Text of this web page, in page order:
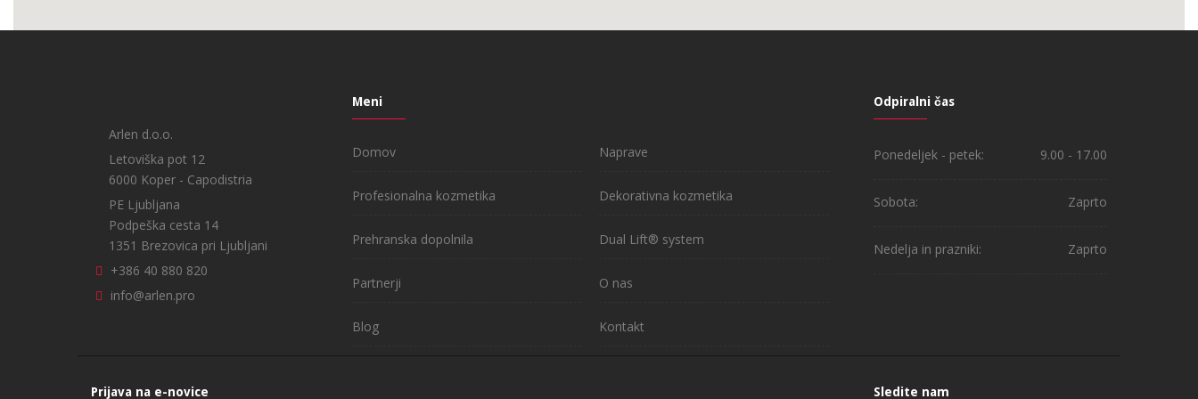
Arlen d.o.o.
Letoviška pot 12
6000 Koper - Capodistria
PE Ljubljana
Podpeška cesta 14
1351 Brezovica pri Ljubljani
+386 40 880 820
info@arlen.pro
Meni
Domov Naprave
Profesionalna kozmetika Dekorativna kozmetika
Prehranska dopolnila Dual Lift® system
Partnerji O nas
Blog Kontakt
Odpiralni čas
Ponedeljek - petek: 9.00 - 17.00
Sobota: Zaprto
Nedelja in prazniki: Zaprto
Prijava na e-novice Sledite nam